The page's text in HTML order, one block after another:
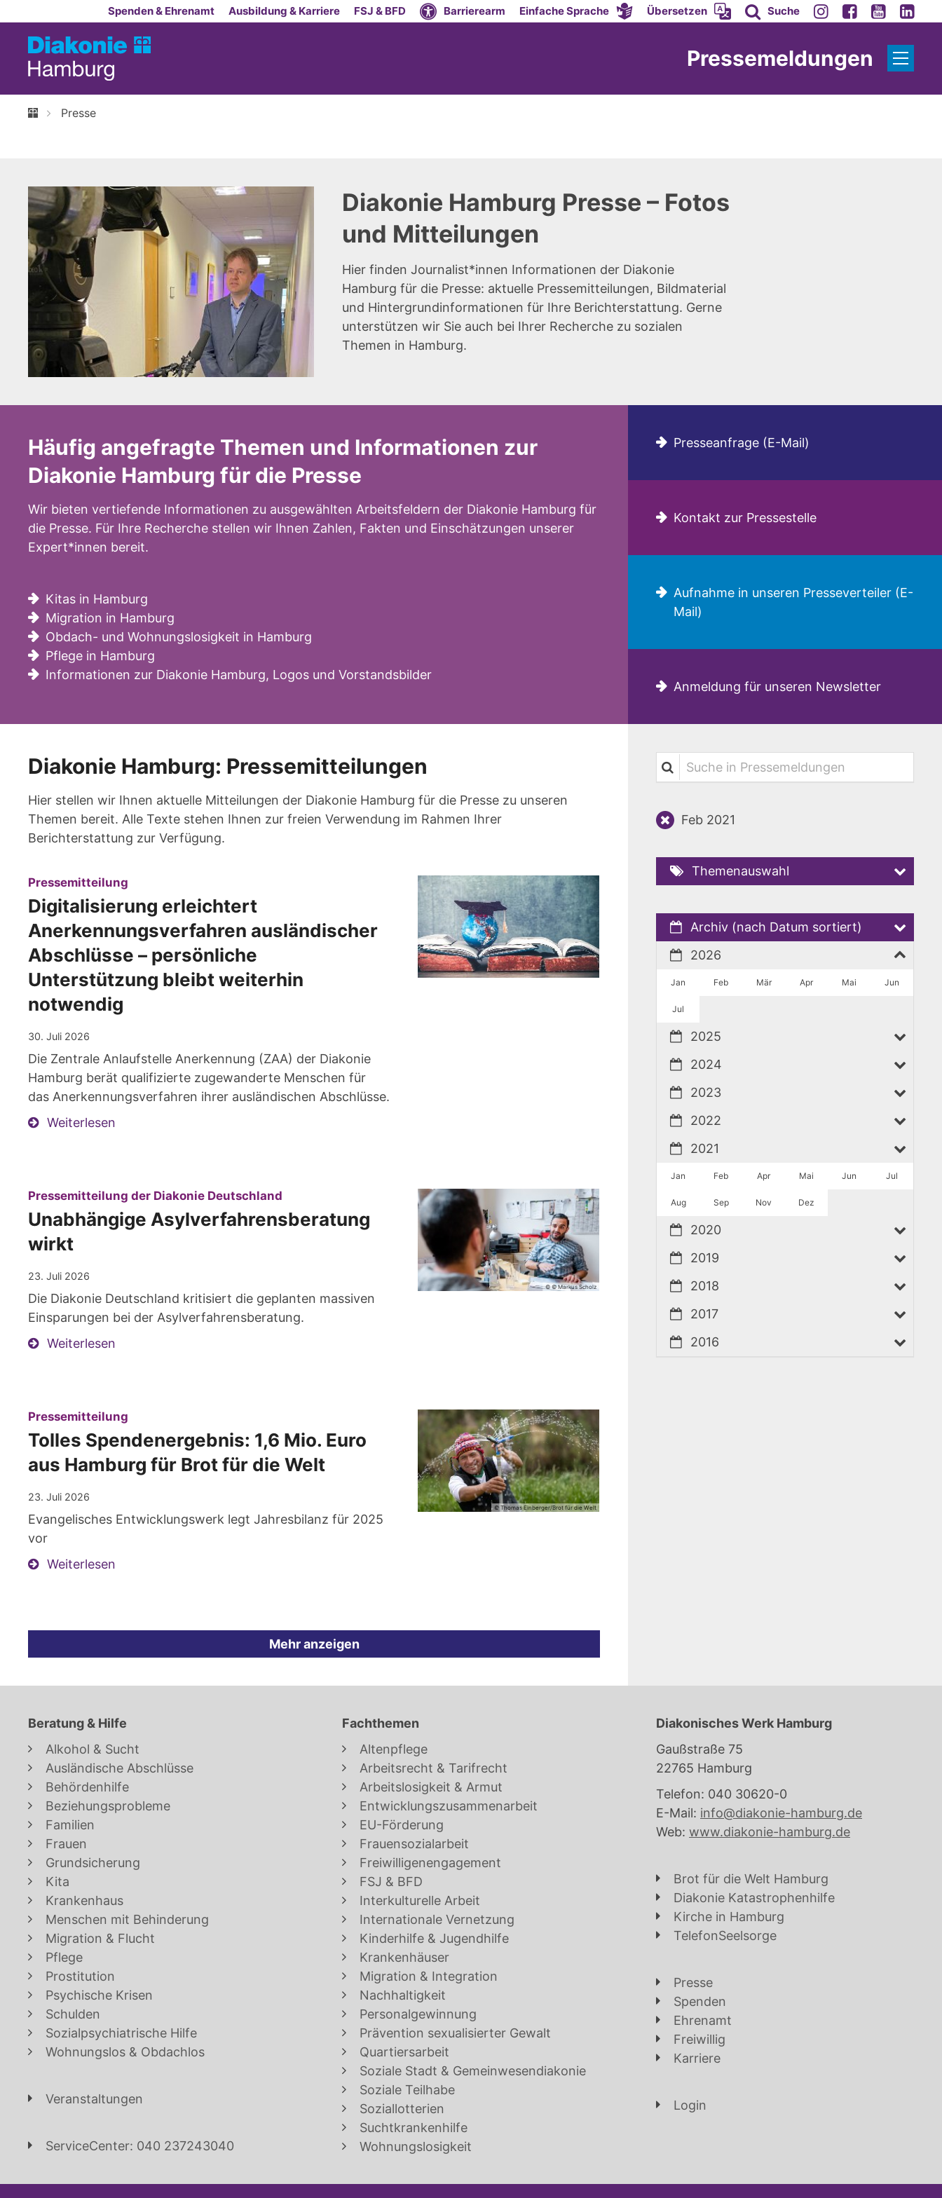
Zum Inhalt springenSpenden & Ehrenamt Ausbildung & Karriere FSJ & BFD Barrierearm Einfache Sprache Übersetzen Suche
Pressemeldungen
Presse
Diakonie Hamburg Presse – Fotos
und Mitteilungen
Hier finden Journalist*innen Informationen der Diakonie
Hamburg für die Presse: aktuelle Pressemitteilungen, Bildmaterial
und Hintergrundinformationen für Ihre Berichterstattung. Gerne
unterstützen wir Sie auch bei Ihrer Recherche zu sozialen
Themen in Hamburg.
Häufig angefragte Themen und Informationen zur
Diakonie Hamburg für die Presse
Wir bieten vertiefende Informationen zu ausgewählten Arbeitsfeldern der Diakonie Hamburg für
die Presse. Für Ihre Recherche stellen wir Ihnen Zahlen, Fakten und Einschätzungen unserer
Expert*innen bereit.
Kitas in Hamburg
Migration in Hamburg
Obdach- und Wohnungslosigkeit in Hamburg
Pflege in Hamburg
Informationen zur Diakonie Hamburg, Logos und Vorstandsbilder
Presseanfrage (E-Mail)
Kontakt zur Pressestelle
Aufnahme in unseren Presseverteiler (E-
Mail)
Anmeldung für unseren Newsletter
Diakonie Hamburg: Pressemitteilungen
Hier stellen wir Ihnen aktuelle Mitteilungen der Diakonie Hamburg für die Presse zu unseren
Themen bereit. Alle Texte stehen Ihnen zur freien Verwendung im Rahmen Ihrer
Berichterstattung zur Verfügung.
Pressemitteilung
Digitalisierung erleichtert
Anerkennungsverfahren ausländischer
Abschlüsse – persönliche
Unterstützung bleibt weiterhin
notwendig
30. Juli 2026
Die Zentrale Anlaufstelle Anerkennung (ZAA) der Diakonie
Hamburg berät qualifizierte zugewanderte Menschen für
das Anerkennungsverfahren ihrer ausländischen Abschlüsse.
Weiterlesen
© © Markus Scholz
Pressemitteilung der Diakonie Deutschland
Unabhängige Asylverfahrensberatung
wirkt
23. Juli 2026
Die Diakonie Deutschland kritisiert die geplanten massiven
Einsparungen bei der Asylverfahrensberatung.
Weiterlesen
© Thomas Einberger/Brot für die Welt
Pressemitteilung
Tolles Spendenergebnis: 1,6 Mio. Euro
aus Hamburg für Brot für die Welt
23. Juli 2026
Evangelisches Entwicklungswerk legt Jahresbilanz für 2025
vor
Weiterlesen
Mehr anzeigen
Suche in Pressemeldungen
Feb 2021
Themenauswahl
Archiv (nach Datum sortiert)
2026
Jan Feb Mär Apr Mai Jun
Jul
2025
2024
2023
2022
2021
Jan Feb Apr Mai Jun Jul
Aug Sep Nov Dez
2020
2019
2018
2017
2016
Beratung & Hilfe
Alkohol & Sucht
Ausländische Abschlüsse
Behördenhilfe
Beziehungsprobleme
Familien
Frauen
Grundsicherung
Kita
Krankenhaus
Menschen mit Behinderung
Migration & Flucht
Pflege
Prostitution
Psychische Krisen
Schulden
Sozialpsychiatrische Hilfe
Wohnungslos & Obdachlos
Veranstaltungen
ServiceCenter: 040 237243040
Fachthemen
Altenpflege
Arbeitsrecht & Tarifrecht
Arbeitslosigkeit & Armut
Entwicklungszusammenarbeit
EU-Förderung
Frauensozialarbeit
Freiwilligenengagement
FSJ & BFD
Interkulturelle Arbeit
Internationale Vernetzung
Kinderhilfe & Jugendhilfe
Krankenhäuser
Migration & Integration
Nachhaltigkeit
Personalgewinnung
Prävention sexualisierter Gewalt
Quartiersarbeit
Soziale Stadt & Gemeinwesendiakonie
Soziale Teilhabe
Soziallotterien
Suchtkrankenhilfe
Wohnungslosigkeit
Diakonisches Werk Hamburg
Gaußstraße 75
22765 Hamburg
Telefon: 040 30620-0
E-Mail: info@diakonie-hamburg.de
Web: www.diakonie-hamburg.de
Brot für die Welt Hamburg
Diakonie Katastrophenhilfe
Kirche in Hamburg
TelefonSeelsorge
Presse
Spenden
Ehrenamt
Freiwillig
Karriere
Login